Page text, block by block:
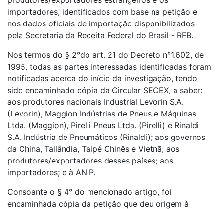
importadores, identificados com base na petição e
nos dados oficiais de importação disponibilizados
pela Secretaria da Receita Federal do Brasil - RFB.
Nos termos do § 2°do art. 21 do Decreto n°1.602, de
1995, todas as partes interessadas identificadas foram
notificadas acerca do início da investigação, tendo
sido encaminhado cópia da Circular SECEX, a saber:
aos produtores nacionais Industrial Levorin S.A.
(Levorin), Maggion Indústrias de Pneus e Máquinas
Ltda. (Maggion), Pirelli Pneus Ltda. (Pirelli) e Rinaldi
S.A. Indústria de Pneumáticos (Rinaldi); aos governos
da China, Tailândia, Taipé Chinês e Vietnã; aos
produtores/exportadores desses países; aos
importadores; e à ANIP.
Consoante o § 4° do mencionado artigo, foi
encaminhada cópia da petição que deu origem à